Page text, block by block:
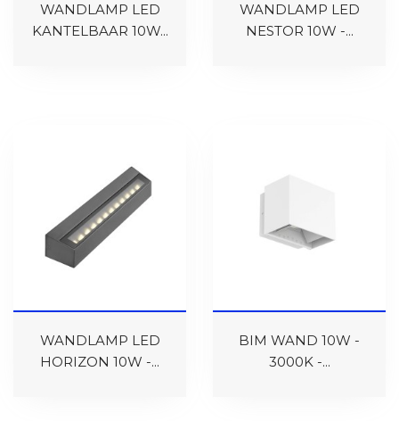
WANDLAMP LED
KANTELBAAR 10W...
WANDLAMP LED
NESTOR 10W -...
WANDLAMP LED
HORIZON 10W -...
BIM WAND 10W -
3000K -...